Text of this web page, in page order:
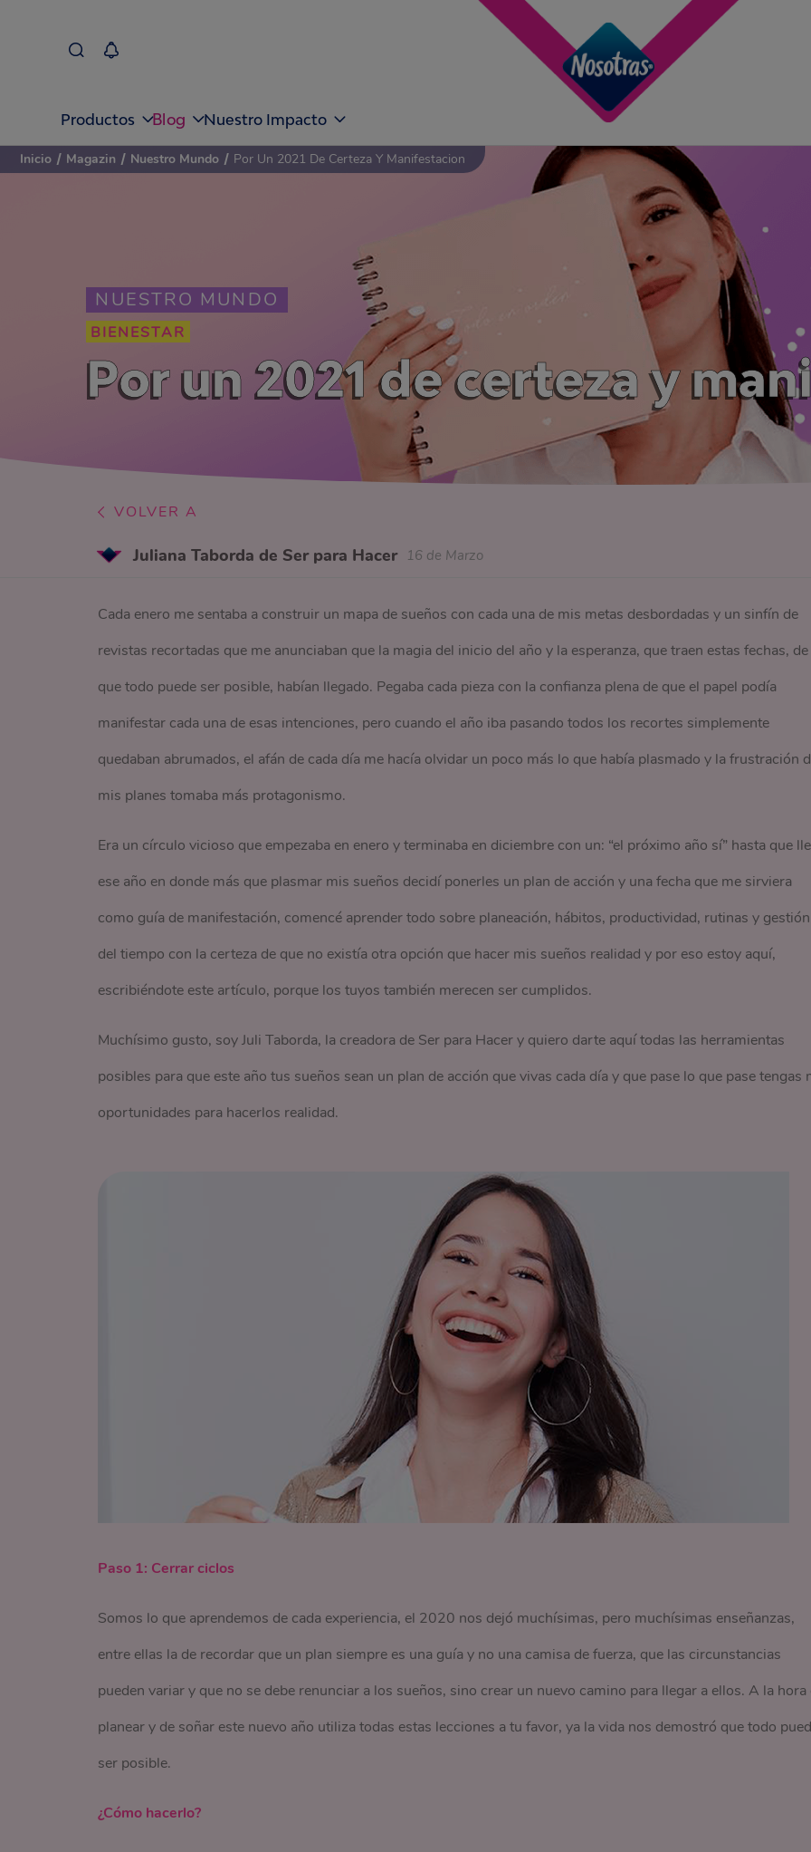
Productos Blog Nuestro Impacto
NUESTRO MUNDO
BIENESTAR
Por un 2021 de certeza y
Inicio / Magazin / Nuestro Mundo / Por Un 2021 De Certeza Y Manifestacion
VOLVER A
Juliana Taborda de Ser para Hacer 16 de Marzo
Cada enero me sentaba a construir un mapa de sueños con cada una de mis metas desbordadas y un sinfín de
revistas recortadas que me anunciaban que la magia del inicio del año y la esperanza, que traen estas fechas, de
que todo puede ser posible, habían llegado. Pegaba cada pieza con la confianza plena de que el papel podía
manifestar cada una de esas intenciones, pero cuando el año iba pasando todos los recortes simplemente
quedaban abrumados, el afán de cada día me hacía olvidar un poco más lo que había plasmado y la frustración
mis planes tomaba más protagonismo.
Era un círculo vicioso que empezaba en enero y terminaba en diciembre con un: “el próximo año sí” hasta que
ese año en donde más que plasmar mis sueños decidí ponerles un plan de acción y una fecha que me sirviera
como guía de manifestación, comencé aprender todo sobre planeación, hábitos, productividad, rutinas y gestión
del tiempo con la certeza de que no existía otra opción que hacer mis sueños realidad y por eso estoy aquí,
escribiéndote este artículo, porque los tuyos también merecen ser cumplidos.
Muchísimo gusto, soy Juli Taborda, la creadora de Ser para Hacer y quiero darte aquí todas las herramientas
posibles para que este año tus sueños sean un plan de acción que vivas cada día y que pase lo que pase tengas
oportunidades para hacerlos realidad.
Paso 1: Cerrar ciclos
Somos lo que aprendemos de cada experiencia, el 2020 nos dejó muchísimas, pero muchísimas enseñanzas,
entre ellas la de recordar que un plan siempre es una guía y no una camisa de fuerza, que las circunstancias
pueden variar y que no se debe renunciar a los sueños, sino crear un nuevo camino para llegar a ellos. A la hora
planear y de soñar este nuevo año utiliza todas estas lecciones a tu favor, ya la vida nos demostró que todo
ser posible.
¿Cómo hacerlo?